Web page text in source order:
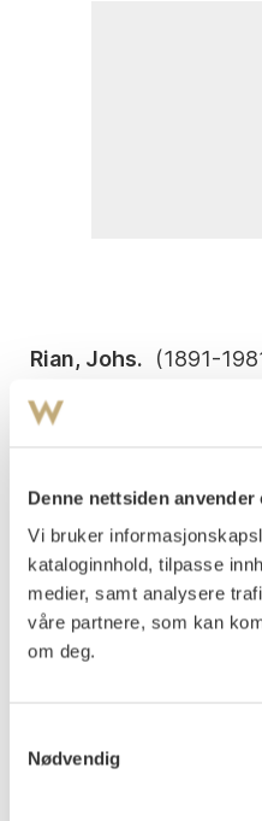
Denne nettsiden anvender
Vi bruker
kataloginnhold, tilpasse
medier, samt analysere
våre partnere, som kan
om deg.
Nødvendig
Rian, Johs. (1891-
20/12 -55
Vurdering
NOK 3 000–4 000